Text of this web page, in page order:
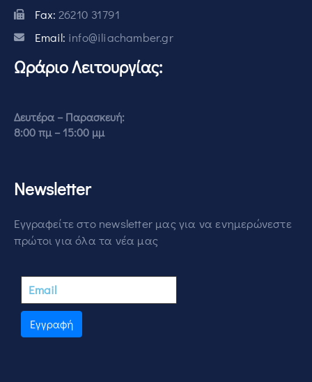
Fax: 26210 31791
Email: info@iliachamber.gr
Ωράριο Λειτουργίας:
Δευτέρα – Παρασκευή:
8:00 πμ – 15:00 μμ
Newsletter
Εγγραφείτε στο newsletter μας για να ενημερώνεστε
πρώτοι για όλα τα νέα μας
Εγγραφή